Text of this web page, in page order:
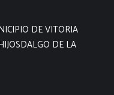
DE VITORIA
DE LA